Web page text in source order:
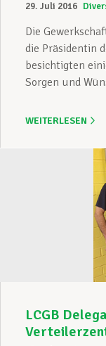
29. Juli 2016
Die
die Präsidentin
besichtigten
Sorgen und
WEITERLESEN
LCGB